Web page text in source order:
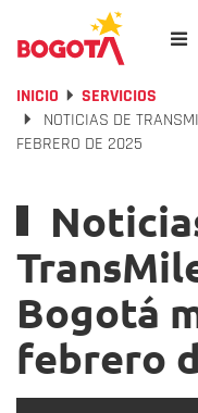
INICIO
SERVICIOS
NOTICIAS DE
FEBRERO DE 2025
Bogotá
febrero